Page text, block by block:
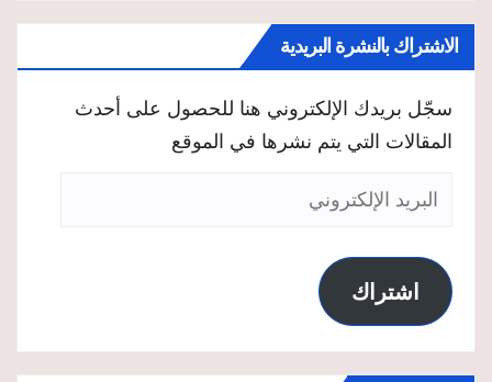
الاشتراك بالنشرة البريدية
سجّل بريدك الإلكتروني هنا للحصول على أحدث
المقالات التي يتم نشرها في الموقع
البريد
اشتراك